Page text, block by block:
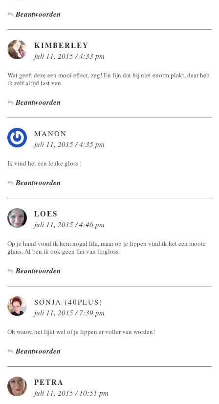
Beantwoorden
KIMBERLEY
juli 11, 2015 / 4:33 pm
Wat geeft deze een mooi effect, zeg! En fijn dat hij niet enorm plakt, daar heb
ik zelf altijd last van.
Beantwoorden
MANON
juli 11, 2015 / 4:35 pm
Ik vind het een leuke gloss !
Beantwoorden
LOES
juli 11, 2015 / 4:46 pm
Op je hand vond ik hem nogal lila, maar op je lippen vind ik het een mooie
glans. Al ben ik ook geen fan van lipgloss.
Beantwoorden
SONJA (40PLUS)
juli 11, 2015 / 7:39 pm
Oh wauw, het lijkt wel of je lippen er voller van worden!
Beantwoorden
PETRA
juli 11, 2015 / 10:51 pm